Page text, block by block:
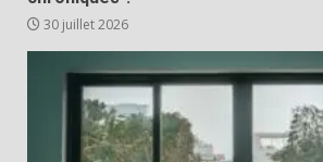
30 juillet 2026